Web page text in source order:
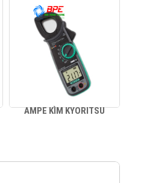
AMPE KÌM KYORITSU